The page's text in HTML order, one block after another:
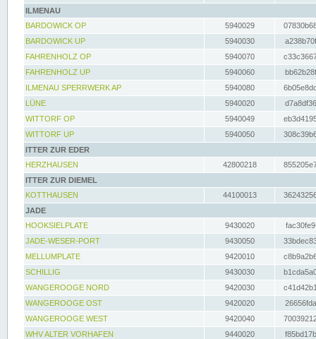
ILMENAU
BARDOWICK OP
5940029
BARDOWICK UP
5940030
FAHRENHOLZ OP
5940070
FAHRENHOLZ UP
5940060
ILMENAU SPERRWERK AP
5940080
LÜNE
5940020
WITTORF OP
5940049
WITTORF UP
5940050
ITTER ZUR EDER
HERZHAUSEN
42800218
ITTER ZUR DIEMEL
KOTTHAUSEN
44100013
JADE
HOOKSIELPLATE
9430020
JADE-WESER-PORT
9430050
MELLUMPLATE
9420010
SCHILLIG
9430030
WANGEROOGE NORD
9420030
WANGEROOGE OST
9420020
WANGEROOGE WEST
9420040
WHV ALTER VORHAFEN
9440020